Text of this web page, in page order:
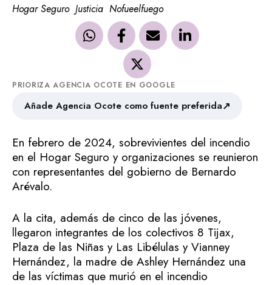
Hogar Seguro Justicia Nofueelfuego
PRIORIZA AGENCIA OCOTE EN GOOGLE
Añade Agencia Ocote como fuente preferida↗
En febrero de 2024, sobrevivientes del incendio
en el Hogar Seguro y organizaciones se reunieron
con representantes del gobierno de Bernardo
Arévalo.
A la cita, además de cinco de las jóvenes,
llegaron integrantes de los colectivos 8 Tijax,
Plaza de las Niñas y Las Libélulas y Vianney
Hernández, la madre de Ashley Hernández una
de las víctimas que murió en el incendio